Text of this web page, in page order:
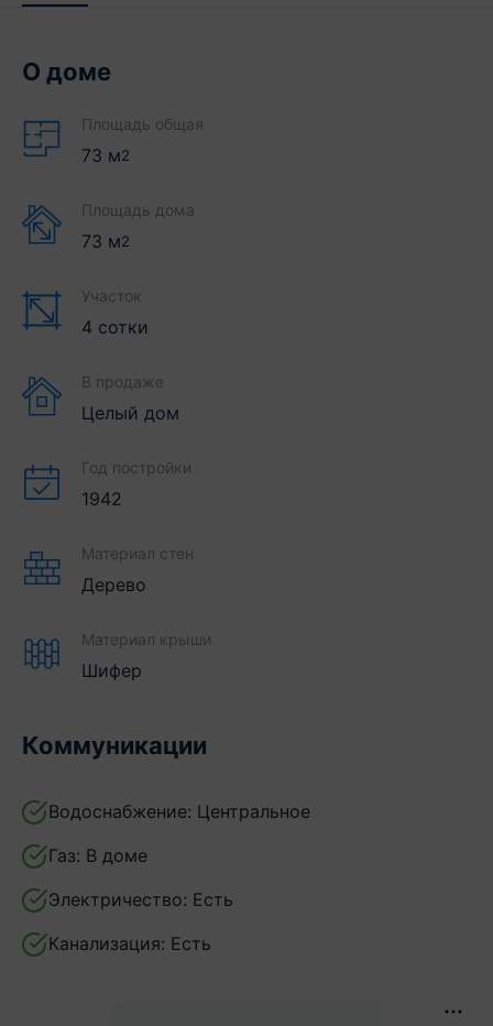
О доме
Площадь общая
73 м2
Площадь дома
73 м2
Участок
4 сотки
В продаже
Целый дом
Год постройки
1942
Материал стен
Дерево
Материал крыши
Шифер
Коммуникации
Водоснабжение: Центральное
Газ: В доме
Электричество: Есть
Канализация: Есть